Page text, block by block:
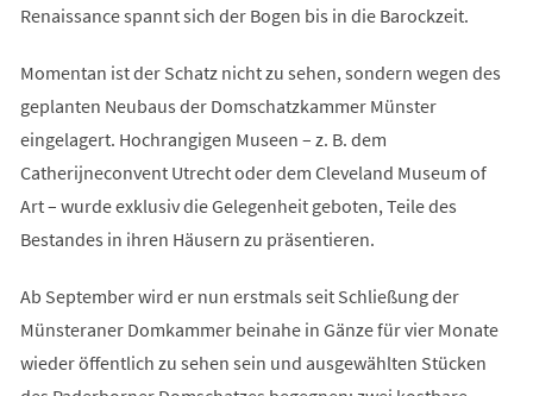
Renaissance spannt sich der Bogen bis in die Barockzeit.
Momentan ist der Schatz nicht zu sehen, sondern wegen des
geplanten Neubaus der Domschatzkammer Münster
eingelagert. Hochrangigen Museen – z. B. dem
Catherijneconvent Utrecht oder dem Cleveland Museum of
Art – wurde exklusiv die Gelegenheit geboten, Teile des
Bestandes in ihren Häusern zu präsentieren.
Ab September wird er nun erstmals seit Schließung der
Münsteraner Domkammer beinahe in Gänze für vier Monate
wieder öffentlich zu sehen sein und ausgewählten Stücken